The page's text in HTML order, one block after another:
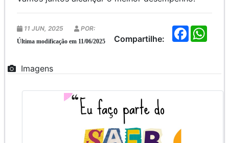
Compartilhe:
F
a
11 JUN, 2025 POR:
Última modificação em 11/06/2025
Imagens